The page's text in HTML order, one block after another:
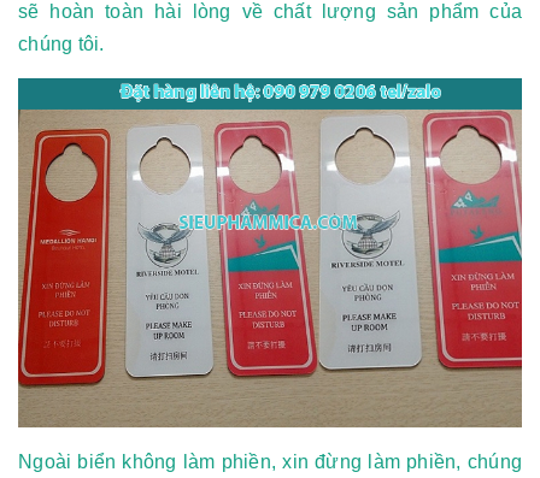
sẽ hoàn toàn hài lòng về chất lượng sản phẩm của
chúng tôi.
Ngoài biển không làm phiền, xin đừng làm phiền, chúng